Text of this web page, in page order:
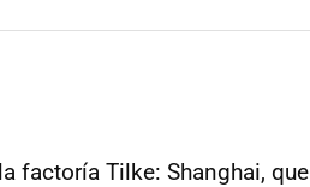
factoría Tilke: Shanghai, que